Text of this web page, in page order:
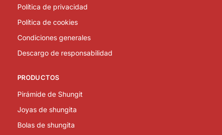
Política de privacidad
Política de cookies
Condiciones generales
Descargo de responsabilidad
PRODUCTOS
Pirámide de Shungit
Joyas de shungita
Bolas de shungita